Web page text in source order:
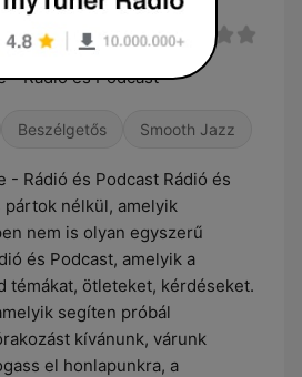
- Rádió és Podcast
Beszélgetős Smooth Jazz
- Rádió és Podcast Rádió és
pártok nélkül, amelyik
nem is olyan egyszerű
és Podcast, amelyik a
témákat, ötleteket, kérdéseket.
segíten próbál
kívánunk, várunk
el honlapunkra, a